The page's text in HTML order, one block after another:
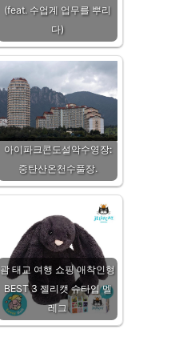
(feat. 수업계 업무를 뿌리
다)
아이파크콘도설악수영장:
중탄산온천수풀장.
괌 태교 여행 쇼핑 애착인형
BEST 3 젤리캣 슈타입 멜
레그